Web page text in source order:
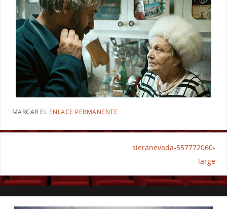
MARCAR EL ENLACE PERMANENTE.
sieranevada-557772060-
large